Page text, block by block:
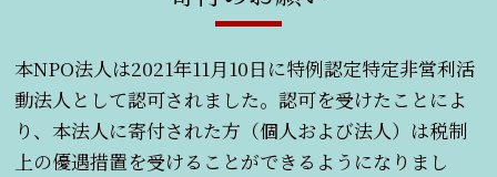
本NPO法人は2021年11月10日に特例認定特定非営利活
動法人として認可されました。認可を受けたことによ
り、本法人に寄付された方（個人および法人）は税制
上の優遇措置を受けることができるようになりまし